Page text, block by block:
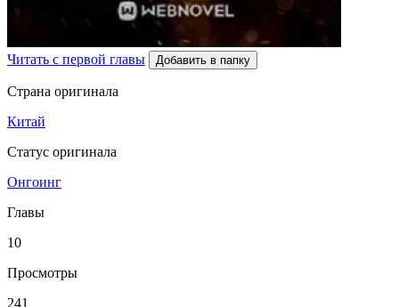
Читать с первой главы Добавить в папку
Страна оригинала
Китай
Статус оригинала
Онгоинг
Главы
10
Просмотры
241